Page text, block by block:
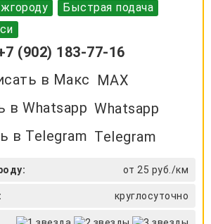
Быстрая подача
(902) 183-77-16
MAX
Whatsapp
Telegram
от 25 руб./км
круглосуточно